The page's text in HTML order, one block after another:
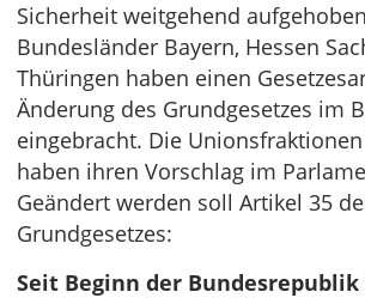
Sicherheit weitgehend
Bundesländer Bayern, Hessen
Thüringen haben einen
Änderung des Grundgesetzes im
eingebracht. Die
haben ihren Vorschlag im
Geändert werden soll Artikel 35
Grundgesetzes:
Seit Beginn der